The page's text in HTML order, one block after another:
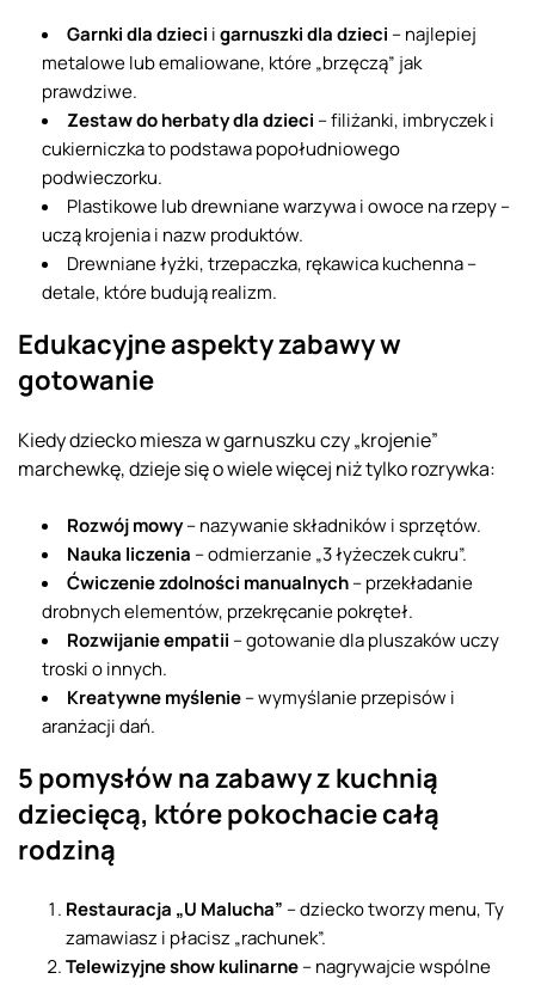
Garnki dla dzieci igarnuszki dla dzieci – najlepiej
metalowe lub emaliowane, które „brzęczą” jak
prawdziwe.
Zestaw do herbaty dla dzieci – filiżanki, imbryczek i
cukierniczka to podstawa popołudniowego
podwieczorku.
Plastikowe lub drewniane warzywa i owoce na rzepy –
uczą krojenia i nazw produktów.
Drewniane łyżki, trzepaczka, rękawica kuchenna –
detale, które budują realizm.
Edukacyjne aspekty zabawy w
gotowanie
Kiedy dziecko miesza w garnuszku czy „krojenie”
marchewkę, dzieje się o wiele więcej niż tylko rozrywka:
Rozwój mowy– nazywanie składników i sprzętów.
Nauka liczenia – odmierzanie „3 łyżeczek cukru”.
Ćwiczenie zdolności manualnych– przekładanie
drobnych elementów, przekręcanie pokręteł.
Rozwijanie empatii – gotowanie dla pluszaków uczy
troski o innych.
Kreatywne myślenie– wymyślanie przepisów i
aranżacji dań.
5 pomysłów na zabawy z kuchnią
dziecięcą, które pokochacie całą
rodziną
Restauracja „U Malucha” – dziecko tworzy menu, Ty
zamawiasz i płacisz „rachunek”.
Telewizyjne show kulinarne– nagrywajcie wspólne